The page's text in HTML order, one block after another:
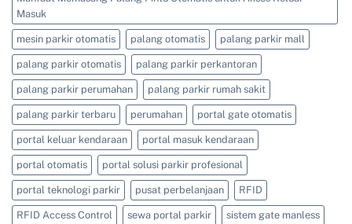
Masuk
mesin parkir otomatis palang otomatis palang parkir mall
palang parkir otomatis palang parkir perkantoran
palang parkir perumahan palang parkir rumah sakit
palang parkir terbaru perumahan portal gate otomatis
portal keluar kendaraan portal masuk kendaraan
portal otomatis portal solusi parkir profesional
portal teknologi parkir pusat perbelanjaan RFID
RFID Access Control sewa portal parkir sistem gate manless